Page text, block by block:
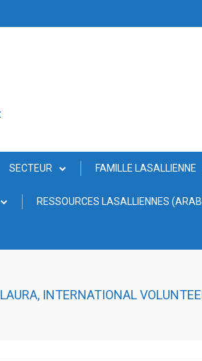
SECTEUR FAMILLE LASALLIENNE
RESSOURCES LASALLIENNES
LAURA, INTERNATIONAL